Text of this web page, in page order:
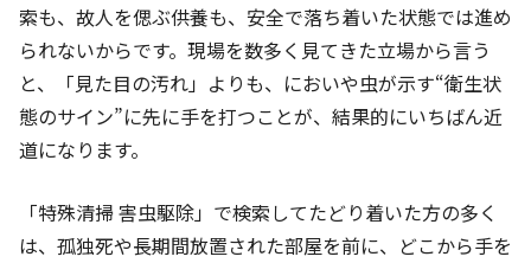
索も、故人を偲ぶ供養も、安全で落ち着いた状態では進め
られないからです。現場を数多く見てきた立場から言う
と、「見た目の汚れ」よりも、においや虫が示す“衛生状
態のサイン”に先に手を打つことが、結果的にいちばん近
道になります。
「特殊清掃 害虫駆除」で検索してたどり着いた方の多く
は、孤独死や長期間放置された部屋を前に、どこから手を